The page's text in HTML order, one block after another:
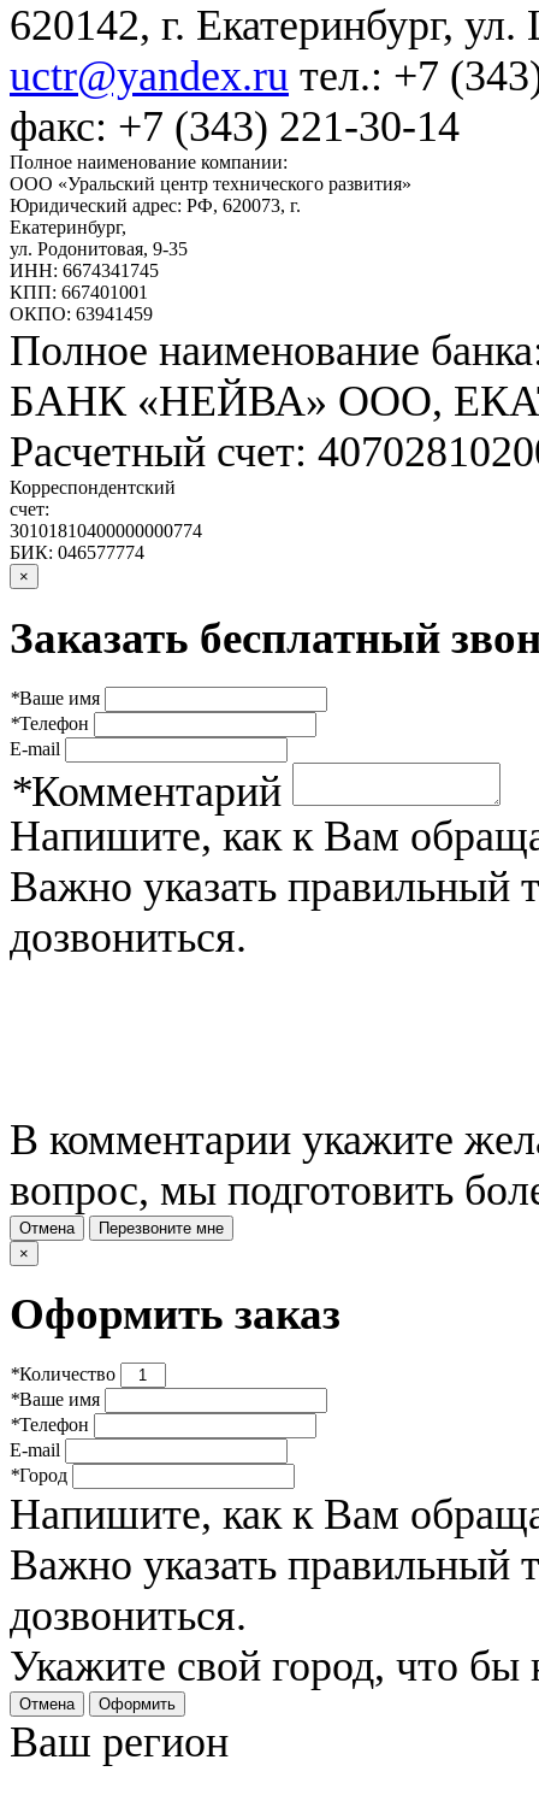
620142, г. Екатеринбург,
uctr@yandex.ru тел.: +7
факс: +7 (343) 221-30-14
Полное наименование компании:
ООО «Уральский центр технического развития»
Юридический адрес: РФ, 620073, г.
Екатеринбург,
ул. Родонитовая, 9-35
ИНН: 6674341745
КПП: 667401001
ОКПО: 63941459
Полное наименование
БАНК «НЕЙВА» ООО,
Расчетный счет:
Корреспондентский
счет:
30101810400000000774
БИК: 046577774
×
Заказать бесплатный
*Ваше имя
*Телефон
E-mail
*Комментарий
Напишите, как к Вам
Важно указать
дозвониться.
В комментарии укажите
вопрос, мы подготовить
Отмена
Перезвоните мне
×
Оформить заказ
*Количество
*Ваше имя
*Телефон
E-mail
*Город
Напишите, как к Вам
Важно указать
дозвониться.
Укажите свой город, что
Отмена Оформить
Ваш регион